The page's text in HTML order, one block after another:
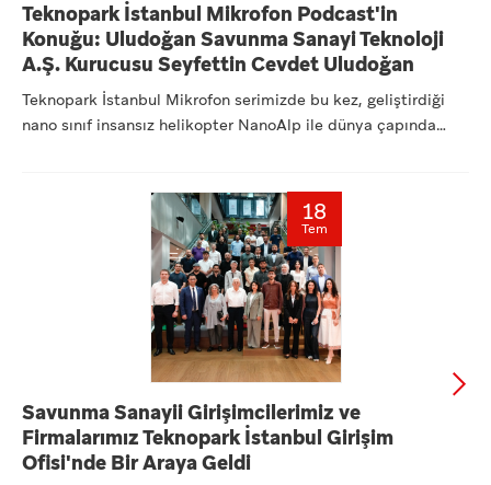
Teknopark İstanbul Mikrofon Podcast'in
Konuğu: Uludoğan Savunma Sanayi Teknoloji
A.Ş. Kurucusu Seyfettin Cevdet Uludoğan
Teknopark İstanbul Mikrofon serimizde bu kez, geliştirdiği
nano sınıf insansız helikopter NanoAlp ile dünya çapında
18
Tem
Savunma Sanayii Girişimcilerimiz ve
Firmalarımız Teknopark İstanbul Girişim
Ofisi'nde Bir Araya Geldi